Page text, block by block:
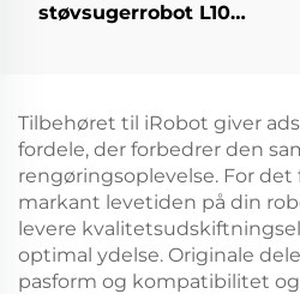
støvsugerrobot L10
mopperklud,
filterdæksel og
støvpose
Tilbehøret til iRobot giver
fordele, der forbedrer den
rengøringsoplevelse. For
markant levetiden på din
levere
optimal ydelse. Originale
pasform og kompatibilitet